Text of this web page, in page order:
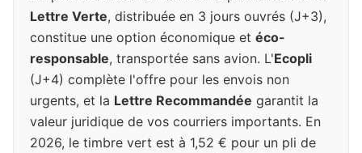
Lettre Verte, distribuée en 3 jours ouvrés (J+3),
constitue une option économique et éco-
responsable, transportée sans avion. L'Ecopli
(J+4) complète l'offre pour les envois non
urgents, et la Lettre Recommandée garantit la
valeur juridique de vos courriers importants. En
2026, le timbre vert est à 1,52 € pour un pli de